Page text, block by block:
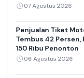
07 Agustus 2026
Penjualan Tiket
Tembus 42 Persen,
150 Ribu Penonton
06 Agustus 2026